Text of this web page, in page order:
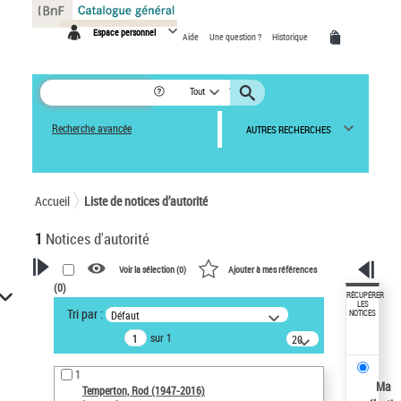
Espace personnel Aide Une question ? Historique
Tout
Recherche avancée AUTRES RECHERCHES
Accueil Liste de notices d’autorité
1 Notices d'autorité
VOTRE RECHERCHE
Recherche avancée dans les
notices d’autorité
Œuvres liées à l'auteur :
Temperton, Rod (1947-2016)
Voir la sélection (0) Ajouter à mes références
(0)
Tri par : Défaut
sur 1
20
résultats/page
1
Temperton, Rod (1947-2016)
RÉCUPÉRER
LES
NOTICES
Ma
Panneau de gestion des cookies